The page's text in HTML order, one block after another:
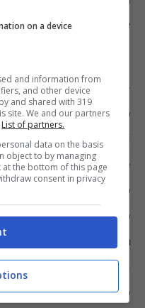
muffe
dalla lavatrice –
non appena il ciclo
evitare che gli
devono stendere
garantendo
al sole e al vento
casa vicino ad una
stanza con
umida tenendo
on a device
and information from
and other device
and shared with 319
site. We and our partners
List of partners.
data on the basis
object to by managing
the bottom of this page
consent in privacy